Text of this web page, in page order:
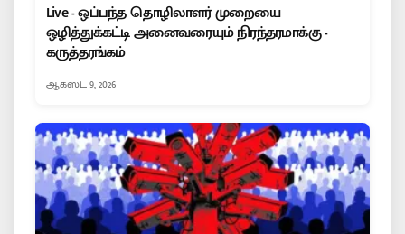
Live - ஒப்பந்த தொழிலாளர் முறையை
ஒழித்துக்கட்டி அனைவரையும் நிரந்தரமாக்கு -
கருத்தரங்கம்
ஆகஸ்ட் 9, 2026